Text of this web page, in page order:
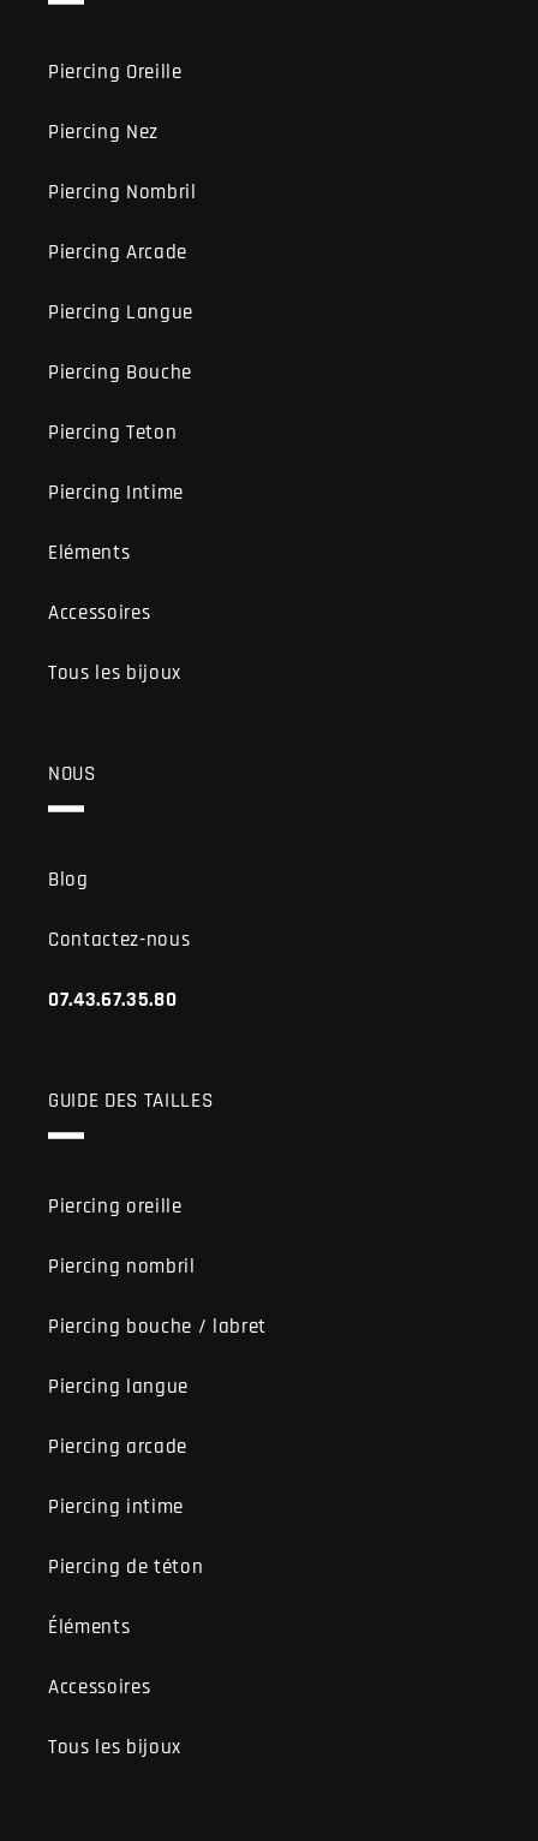
Piercing Oreille
Piercing Nez
Piercing Nombril
Piercing Arcade
Piercing Langue
Piercing Bouche
Piercing Teton
Piercing Intime
Eléments
Accessoires
Tous les bijoux
NOUS
Blog
Contactez-nous
07.43.67.35.80
GUIDE DES TAILLES
Piercing oreille
Piercing nombril
Piercing bouche / labret
Piercing langue
Piercing arcade
Piercing intime
Piercing de téton
Éléments
Accessoires
Tous les bijoux